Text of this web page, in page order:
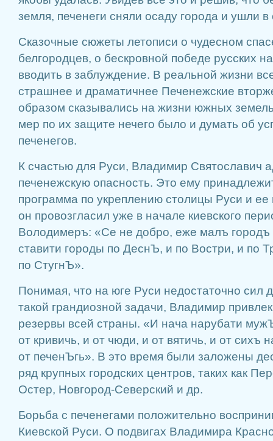
земля, печенеги сняли осаду города и ушли в
Сказочные сюжеты летописи о чудесном
белгородцев, о бескровной победе русских
вводить в заблуждение. В реальной жизни
страшнее и драматичнее Печенежские
образом сказывались на жизни южных
мер по их защите нечего было и думать об
печенегов.
К счастью для Руси, Владимир Святославич
печенежскую опасность. Это ему
программа по укреплению столицы Руси и
он провозгласил уже в начале киевского
Володимеръ: «Се не добро, еже малъ городъ
ставити городы по ДеснЪ, и по Востри, и по
по СтугнЪ».
Понимая, что на юге Руси недостаточно сил
такой грандиозной задачи, Владимир
резервы всей страны. «И нача нарубати
от кривичь, и от чюди, и от вятичь, и от сихъ
от печенЪгь». В это время были заложены
ряд крупных городских центров, таких как
Остер, Новгород-Северский и др.
Борьба с печенегами положительно
Киевской Руси. О подвигах Владимира